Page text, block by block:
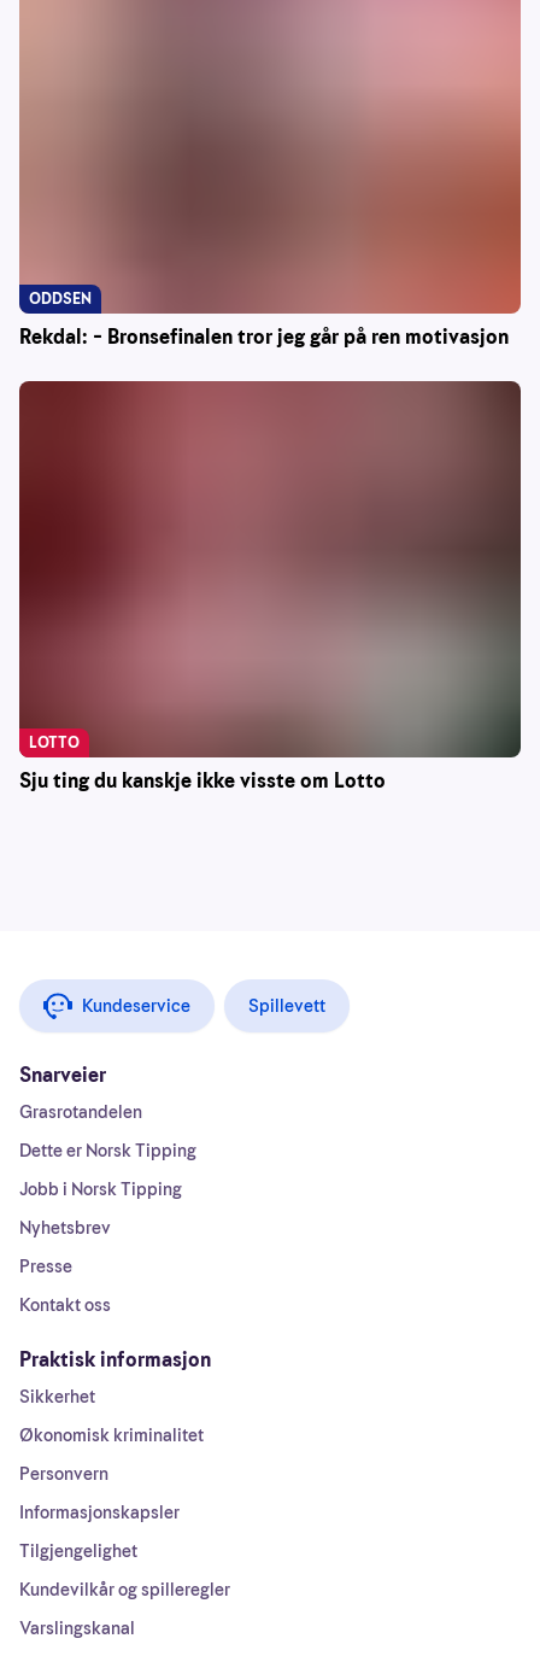
Rekdal: – Bronsefinalen tror jeg går på ren motivasjon
ODDSEN
Sju ting du kanskje ikke visste om Lotto
LOTTO
Kundeservice Spillevett
Snarveier
Grasrotandelen
Dette er Norsk Tipping
Jobb i Norsk Tipping
Nyhetsbrev
Presse
Kontakt oss
Praktisk informasjon
Sikkerhet
Økonomisk kriminalitet
Personvern
Informasjonskapsler
Tilgjengelighet
Kundevilkår og spilleregler
Varslingskanal